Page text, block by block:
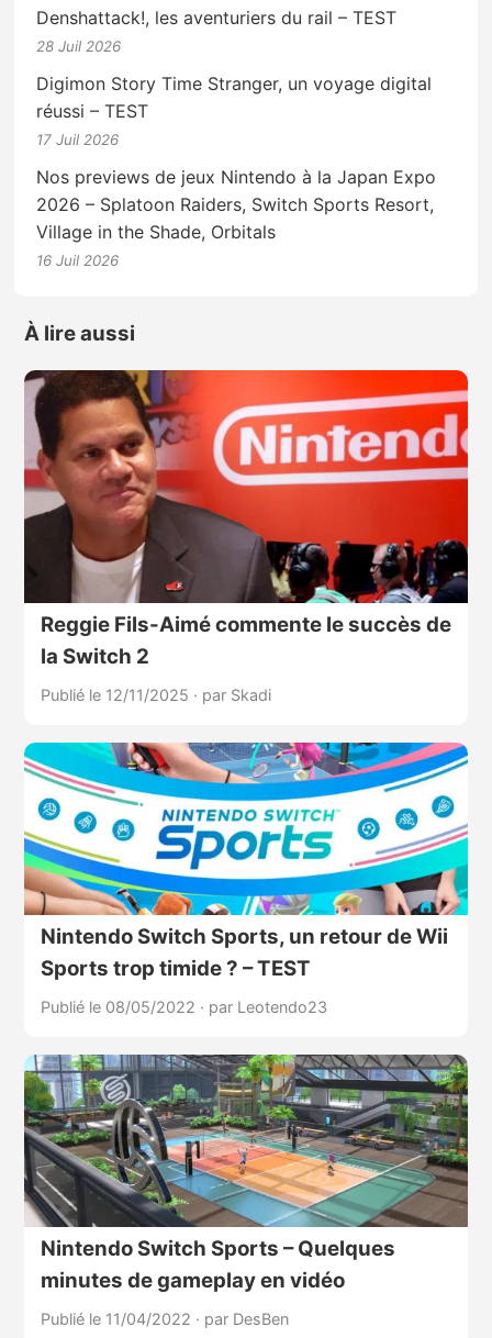
Denshattack!, les aventuriers du rail – TEST
28 Juil 2026
Digimon Story Time Stranger, un voyage digital
réussi – TEST
17 Juil 2026
Nos previews de jeux Nintendo à la Japan Expo
2026 – Splatoon Raiders, Switch Sports Resort,
Village in the Shade, Orbitals
16 Juil 2026
À lire aussi
Reggie Fils-Aimé commente le succès de
la Switch 2
Publié le 12/11/2025 · par Skadi
Nintendo Switch Sports, un retour de Wii
Sports trop timide ? – TEST
Publié le 08/05/2022 · par Leotendo23
Nintendo Switch Sports – Quelques
minutes de gameplay en vidéo
Publié le 11/04/2022 · par DesBen